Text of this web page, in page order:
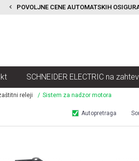
POVOLJNE CENE AUTOMATSKIH
SCHNEIDER ELECTRIC na zahtev
releji Sistem za nadzor motora
Autopretraga